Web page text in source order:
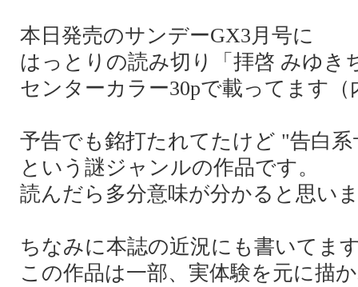
本日発売のサンデーGX3月号に
はっとりの読み切り「拝啓 みゆき
センターカラー30pで載ってます（
予告でも銘打たれてたけど "告白
という謎ジャンルの作品です。
読んだら多分意味が分かると思い
ちなみに本誌の近況にも書いてま
この作品は一部、実体験を元に描